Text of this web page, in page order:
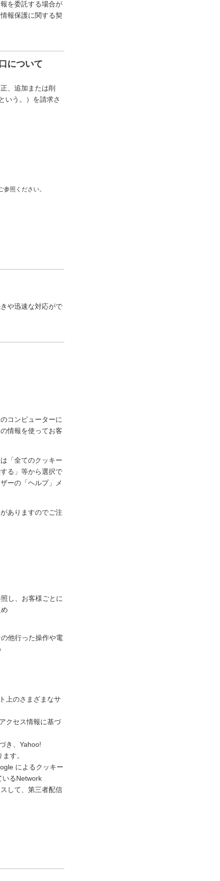
を委託する場合が
報保護に関する契
について
、追加または削
いう。）を請求さ
照ください。
や迅速な対応がで
コンピューターに
情報を使ってお客
「全てのクッキー
る」等から選択で
ーの「ヘルプ」メ
ありますのでご注
し、お客様ごとに
他行った操作や電
上のさまざまなサ
クセス情報に基づ
き、Yahoo!
す。
によるクッキー
いるNetwork
して、第三者配信